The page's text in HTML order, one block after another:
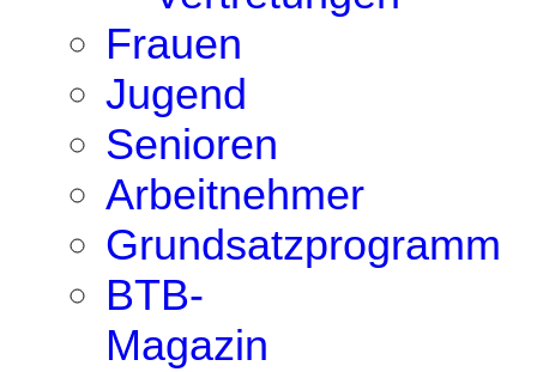
Frauen
Jugend
Senioren
Arbeitnehmer
Grundsatzprogramm
BTB-
Magazin